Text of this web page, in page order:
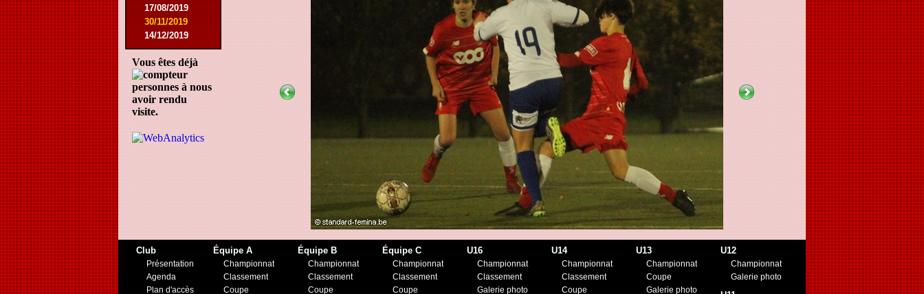
17/08/2019
30/11/2019
14/12/2019
Vous êtes déjà
personnes à nous
avoir rendu
visite.
Club
Présentation
Agenda
Plan d'accès
Équipe A
Championnat
Classement
Coupe
Équipe B
Championnat
Classement
Coupe
Équipe C
Championnat
Classement
Coupe
U16
Championnat
Classement
Galerie photo
U14
Championnat
Classement
Coupe
U13
Championnat
Coupe
Galerie photo
U12
Championnat
Galerie photo